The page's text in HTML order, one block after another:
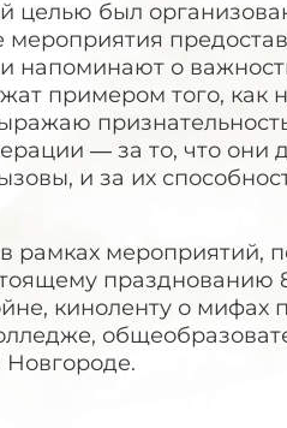
целью был
напоминают о
примером того, как
— за то, что они
и за их
рамках мероприятий,
празднованию
киноленту о мифах